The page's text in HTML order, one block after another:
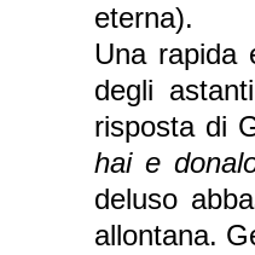
eterna).
Una rapida
degli
risposta di
hai e
deluso
allontana.